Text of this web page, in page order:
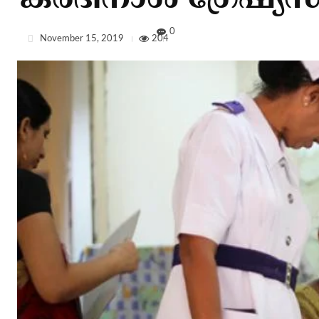
November 15, 2019 204
0